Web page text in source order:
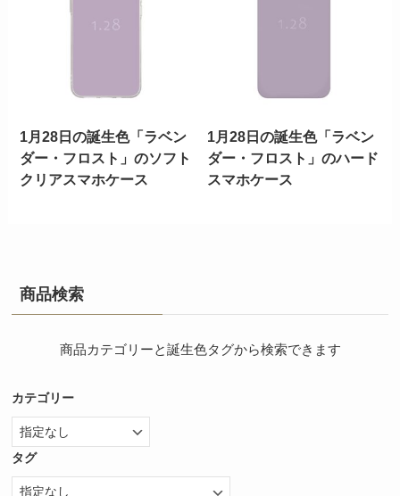
1月28日の誕生色「ラベン
ダー・フロスト」のソフト
クリアスマホケース
1月28日の誕生色「ラベン
ダー・フロスト」のハード
スマホケース
商品検索
商品カテゴリーと誕生色タグから検索できます
カテゴリー
タグ